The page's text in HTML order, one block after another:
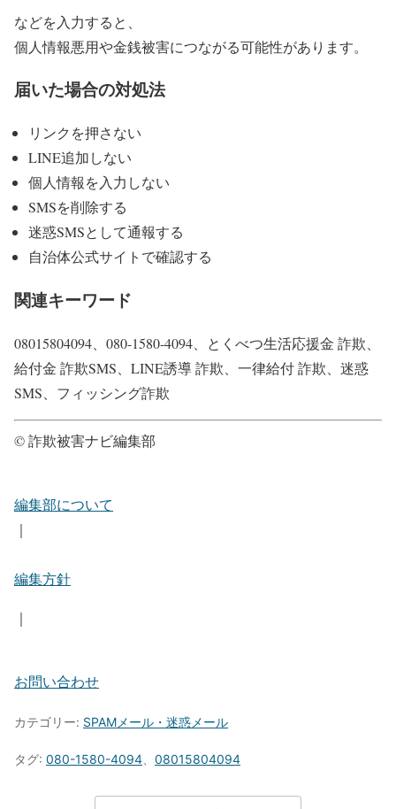
などを入力すると、
個人情報悪用や金銭被害につながる可能性があります。
届いた場合の対処法
リンクを押さない
LINE追加しない
個人情報を入力しない
SMSを削除する
迷惑SMSとして通報する
自治体公式サイトで確認する
関連キーワード
08015804094、080-1580-4094、とくべつ生活応援金 詐欺、
給付金 詐欺SMS、LINE誘導 詐欺、一律給付 詐欺、迷惑
SMS、フィッシング詐欺
© 詐欺被害ナビ編集部
編集部について
｜
編集方針
｜
お問い合わせ
カテゴリー: SPAMメール・迷惑メール
タグ: 080-1580-4094 08015804094